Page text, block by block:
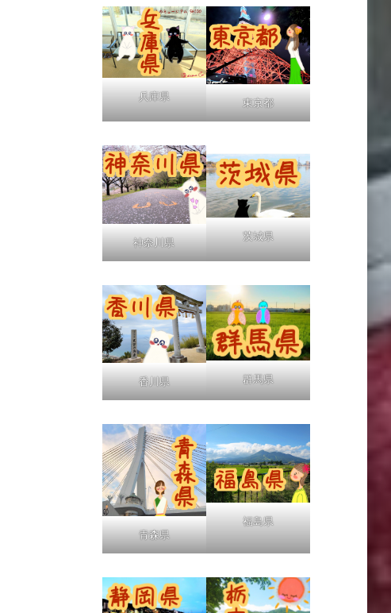
所
兵庫県
東京都
神奈川県
茨城県
香川県 群馬県
青森県
福島県